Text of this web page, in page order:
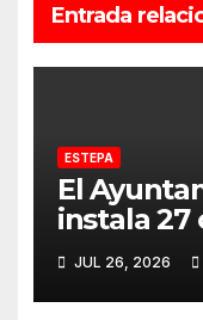
Entrada
ESTEPA
El
instala 27
del
de Sevilla
JUL 26, 2026